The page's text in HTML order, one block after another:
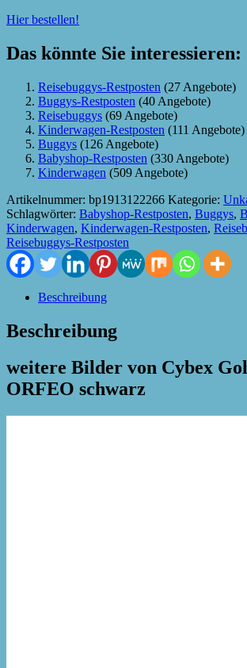
Hier bestellen!
Das könnte Sie interessieren:
Reisebuggys-Restposten (27 Angebote)
Buggys-Restposten (40 Angebote)
Reisebuggys (69 Angebote)
Kinderwagen-Restposten (111 Angebote)
Buggys (126 Angebote)
Babyshop-Restposten (330 Angebote)
Kinderwagen (509 Angebote)
Artikelnummer: bp1913122266 Kategorie:
Schlagwörter: Babyshop-Restposten, Buggys,
Kinderwagen, Kinderwagen-Restposten,
Reisebuggys-Restposten
Beschreibung
Beschreibung
weitere Bilder von Cybex
ORFEO schwarz